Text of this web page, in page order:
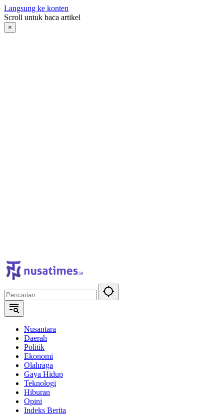
Langsung ke konten
Scroll untuk baca artikel
×
Nusantara
Daerah
Politik
Ekonomi
Olahraga
Gaya Hidup
Teknologi
Hiburan
Opini
Indeks Berita